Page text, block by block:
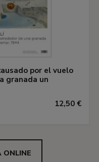
por el vuelo
granada un
12,50 €
ONLINE